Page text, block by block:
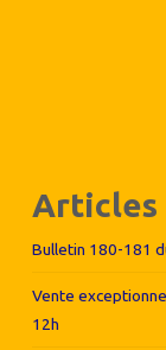
Articles
Bulletin 180-181
Vente
12h